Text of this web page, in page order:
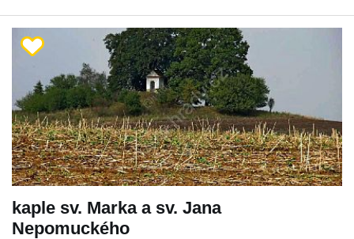
kaple sv. Marka a sv. Jana
Nepomuckého